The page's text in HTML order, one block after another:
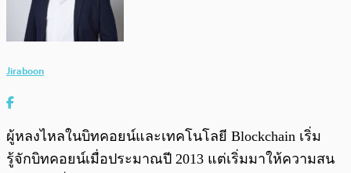
Jiraboon
ผู้หลงไหลในบิทคอยน์และเทคโนโลยี Blockchain เริ่ม
รู้จักบิทคอยน์เมื่อประมาณปี 2013 แต่เริ่มมาให้ความสน